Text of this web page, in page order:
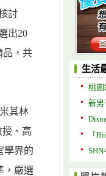
討
出20
品，共
其林
授、高
學界的
，嚴選
生活
桃園
新男
「